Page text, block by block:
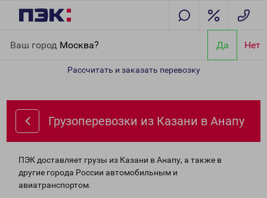
Ваш город Москва? Да Нет
Рассчитать и заказать перевозку
Грузоперевозки из Казани в Анапу
ПЭК доставляет грузы из Казани в Анапу, а также в
другие города России автомобильным и
авиатранспортом.